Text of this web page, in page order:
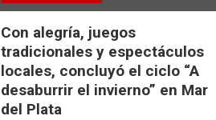
Con alegría, juegos
tradicionales y espectáculos
locales, concluyó el ciclo “A
desaburrir el invierno” en Mar
del Plata